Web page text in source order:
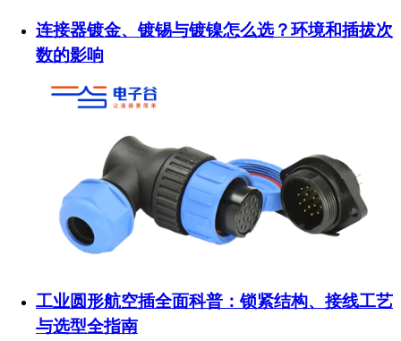
连接器镀金、镀锡与镀镍怎么选？环境和插拔次
数的影响
工业圆形航空插全面科普：锁紧结构、接线工艺
与选型全指南